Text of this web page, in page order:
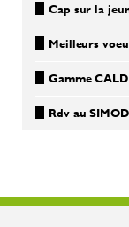
Cap sur la
Meilleurs
Gamme
Rdv au